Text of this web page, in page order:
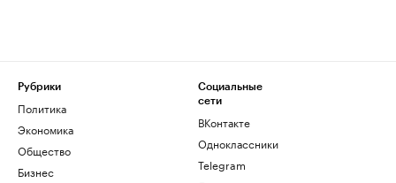
Рубрики
Политика
Экономика
Общество
Бизнес
Социальные
сети
ВКонтакте
Одноклассники
Telegram